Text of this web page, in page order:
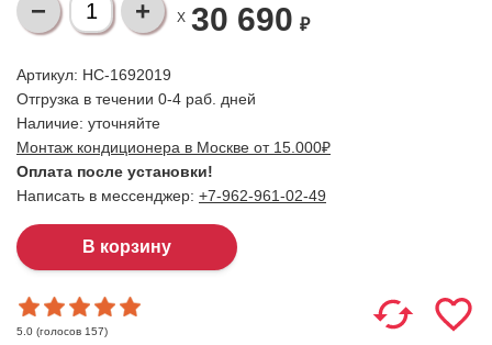
X 30 690 ₽
Артикул: НС-1692019
Отгрузка в течении 0-4 раб. дней
Наличие: уточняйте
Монтаж кондиционера в Москве от 15.000₽
Оплата после установки!
Написать в мессенджер: +7-962-961-02-49
5.0 (голосов 157)